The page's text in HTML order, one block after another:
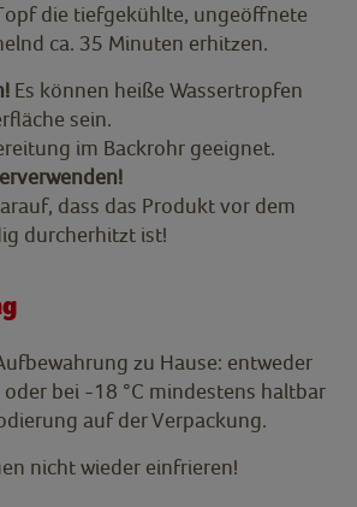
die tiefgekühlte, ungeöffnete
ca. 35 Minuten erhitzen.
Es können heiße Wassertropfen
sein.
im Backrohr geeignet.
dass das Produkt vor dem
durcherhitzt ist!
zu Hause: entweder
bei -18 °C mindestens haltbar
auf der Verpackung.
nicht wieder einfrieren!